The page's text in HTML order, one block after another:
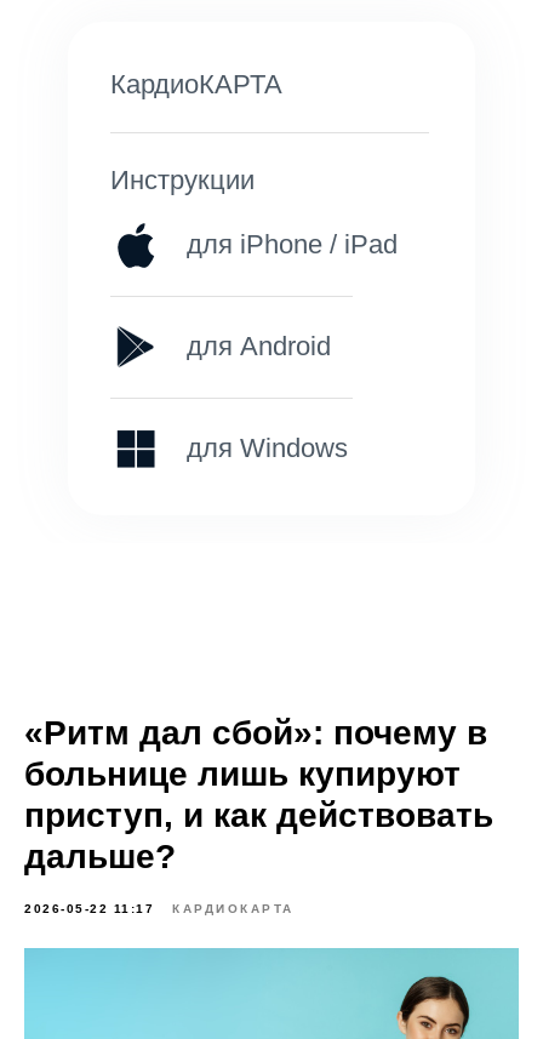
для Android
для iPhone / iPad
Инструкции
«Ритм дал сбой»: почему в
больнице лишь купируют
приступ, и как действовать
дальше?
2026-05-22 11:17 КАРДИОКАРТА